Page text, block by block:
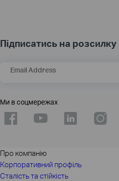
Підписатись на розсилку
Email Address
Ми в соцмережах
Про компанію
Корпоративний профіль
Сталість та стійкість